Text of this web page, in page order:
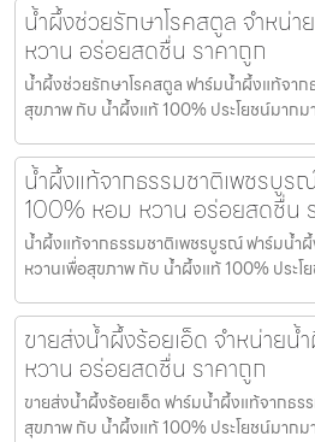
น้ำผึ้งช่วยรักษาโรคสตูล จำหน่
หวาน อร่อยสดชื่น ราคาถูก
น้ำผึ้งช่วยรักษาโรคสตูล ฟาร์มน้ำผึ้งแท้จา
สุขภาพ กับ น้ำผึ้งแท้ 100% ประโยชน์มากม
น้ำผึ้งแท้จากธรรมชาติเพชรบูร
100% หอม หวาน อร่อยสดชื่น
น้ำผึ้งแท้จากธรรมชาติเพชรบูรณ์ ฟาร์มน้ำ
หวานเพื่อสุขภาพ กับ น้ำผึ้งแท้ 100% ประโ
ขายส่งน้ำผึ้งร้อยเอ็ด จำหน่าย
หวาน อร่อยสดชื่น ราคาถูก
ขายส่งน้ำผึ้งร้อยเอ็ด ฟาร์มน้ำผึ้งแท้จากธร
สุขภาพ กับ น้ำผึ้งแท้ 100% ประโยชน์มากม